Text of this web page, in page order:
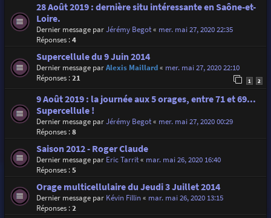
28 Août 2019 : dernière situ intéressante en Saône-et-
Loire.
Dernier message parJérémy Begot« mer. mai 27, 2020 22:35
Réponses :4
Supercellule du 9 Juin 2014
Dernier message parAlexis Maillard« mer. mai 27, 2020 22:10
Réponses :21 1 2
9 Août 2019 : la journée aux 5 orages, entre 71 et 69...
Supercellule !
Dernier message parJérémy Begot« mer. mai 27, 2020 00:29
Réponses :8
Saison 2012 - Roger Claude
Dernier message par Eric Tarrit« mar. mai 26, 2020 16:40
Réponses :5
Orage multicellulaire du Jeudi 3 Juillet 2014
Dernier message par Kévin Fillin« mar. mai 26, 2020 13:15
Réponses :2